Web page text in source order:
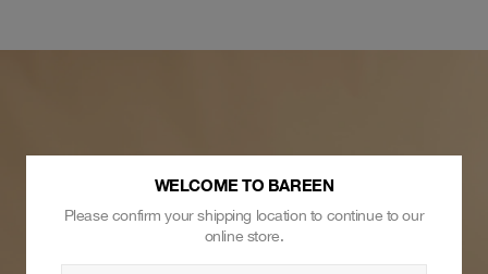
WELCOME TO BAREEN
Please confirm your shipping location to continue to our
online store.